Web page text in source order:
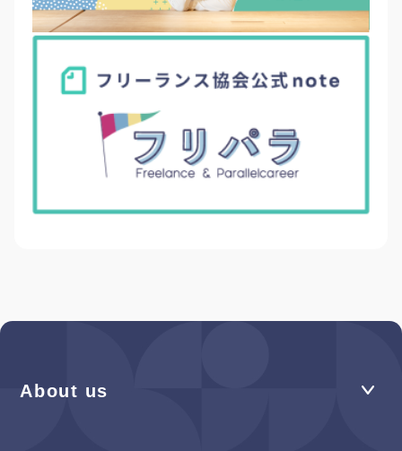
About us